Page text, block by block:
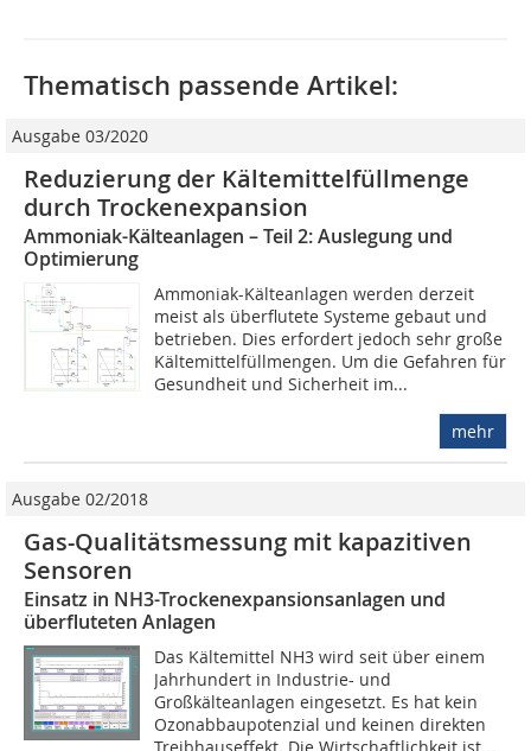
Thematisch passende Artikel:
Ausgabe 03/2020
Reduzierung der Kältemittelfüllmenge
durch Trockenexpansion
Ammoniak-Kälteanlagen – Teil 2: Auslegung und
Optimierung
Ammoniak-Kälteanlagen werden derzeit
meist als überflutete Systeme gebaut und
betrieben. Dies erfordert jedoch sehr große
Kältemittelfüllmengen. Um die Gefahren für
Gesundheit und Sicherheit im...
mehr
Ausgabe 02/2018
Gas-Qualitätsmessung mit kapazitiven
Sensoren
Einsatz in NH3-Trockenexpansionsanlagen und
überfluteten Anlagen
Das Kältemittel NH3 wird seit über einem
Jahrhundert in Industrie- und
Großkälteanlagen eingesetzt. Es hat kein
Ozonabbaupotenzial und keinen direkten